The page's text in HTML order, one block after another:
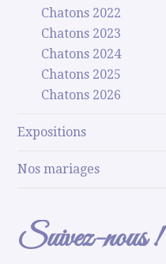
Chatons 2022
Chatons 2023
Chatons 2024
Chatons 2025
Chatons 2026
Expositions
Nos mariages
Suivez-nous !